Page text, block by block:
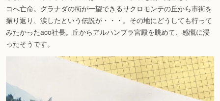
コへ亡命。グラナダの街が一望できるサクロモンテの丘から市街を
振り返り、涙したという伝説が・・・。その地にどうしても行って
みたかったaco社長。丘からアルハンブラ宮殿を眺めて、感慨に浸
ったそうです。